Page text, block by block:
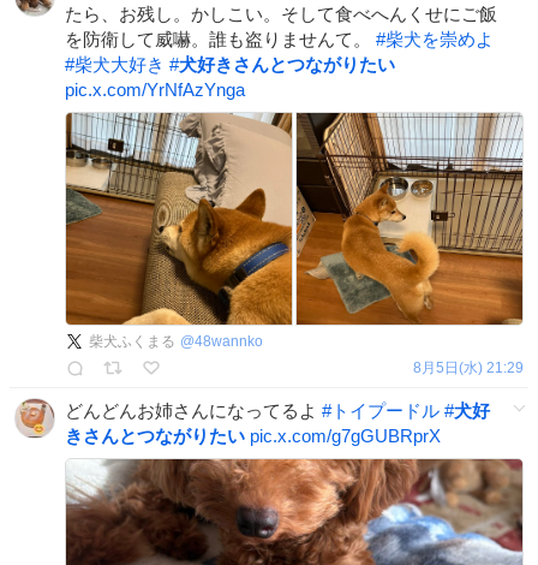
たら、お残し。かしこい。そして食べへんくせにご飯
を防衛して威嚇。誰も盗りませんて。 #柴犬を崇めよ
#柴犬大好き #犬好きさんとつながりたい
pic.x.com/YrNfAzYnga
柴犬ふくまる @48wannko
8月5日(水) 21:29
どんどんお姉さんになってるよ #トイプードル #犬好
きさんとつながりたい pic.x.com/g7gGUBRprX